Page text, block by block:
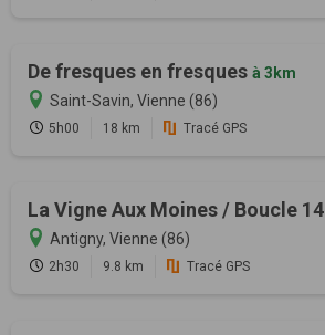
De fresques en fresques à 3km
Saint-Savin, Vienne (86)
5h00 18 km Tracé GPS
La Vigne Aux Moines / Boucle 14
Antigny, Vienne (86)
2h30 9.8 km Tracé GPS